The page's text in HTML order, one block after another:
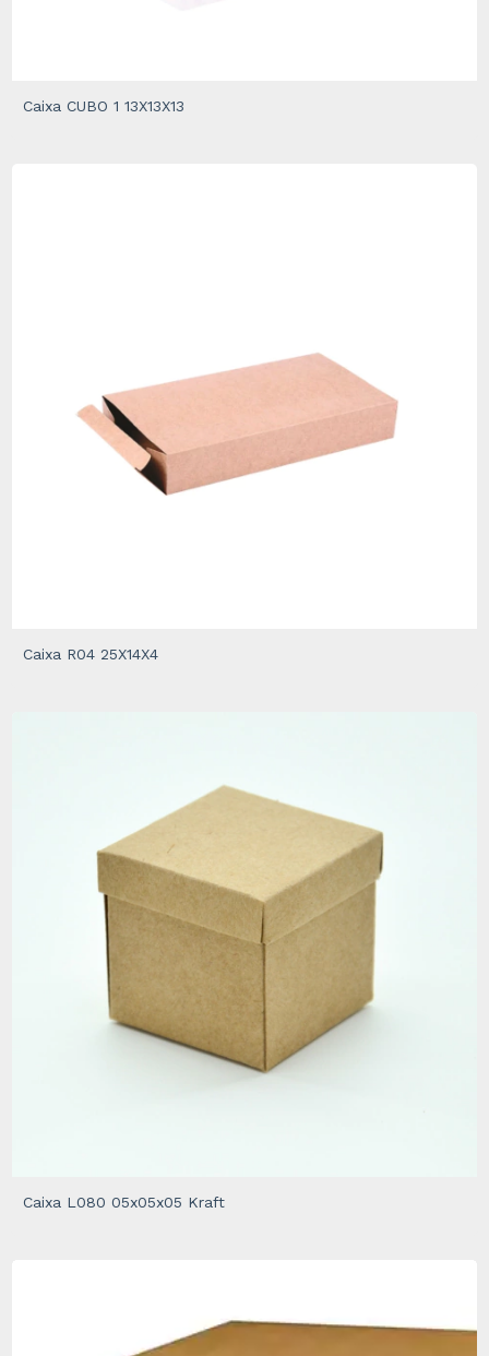
Caixa CUBO 1 13X13X13
Caixa R04 25X14X4
Caixa L080 05x05x05 Kraft